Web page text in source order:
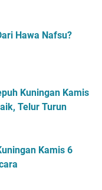
Hawa Nafsu?
Kuningan Kamis
Telur Turun
Kamis 6